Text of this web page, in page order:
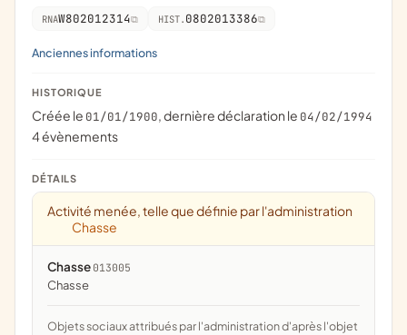
RNAW802012314 HIST. 0802013386
Anciennes informations
HISTORIQUE
Créée le 01/01/1900, dernière déclaration le 04/02/1994
4 évènements
DÉTAILS
Activité menée, telle que définie par l'administration
Chasse
Chasse 013005
chasse
Objets sociaux attribués par l'administration d'après l'objet